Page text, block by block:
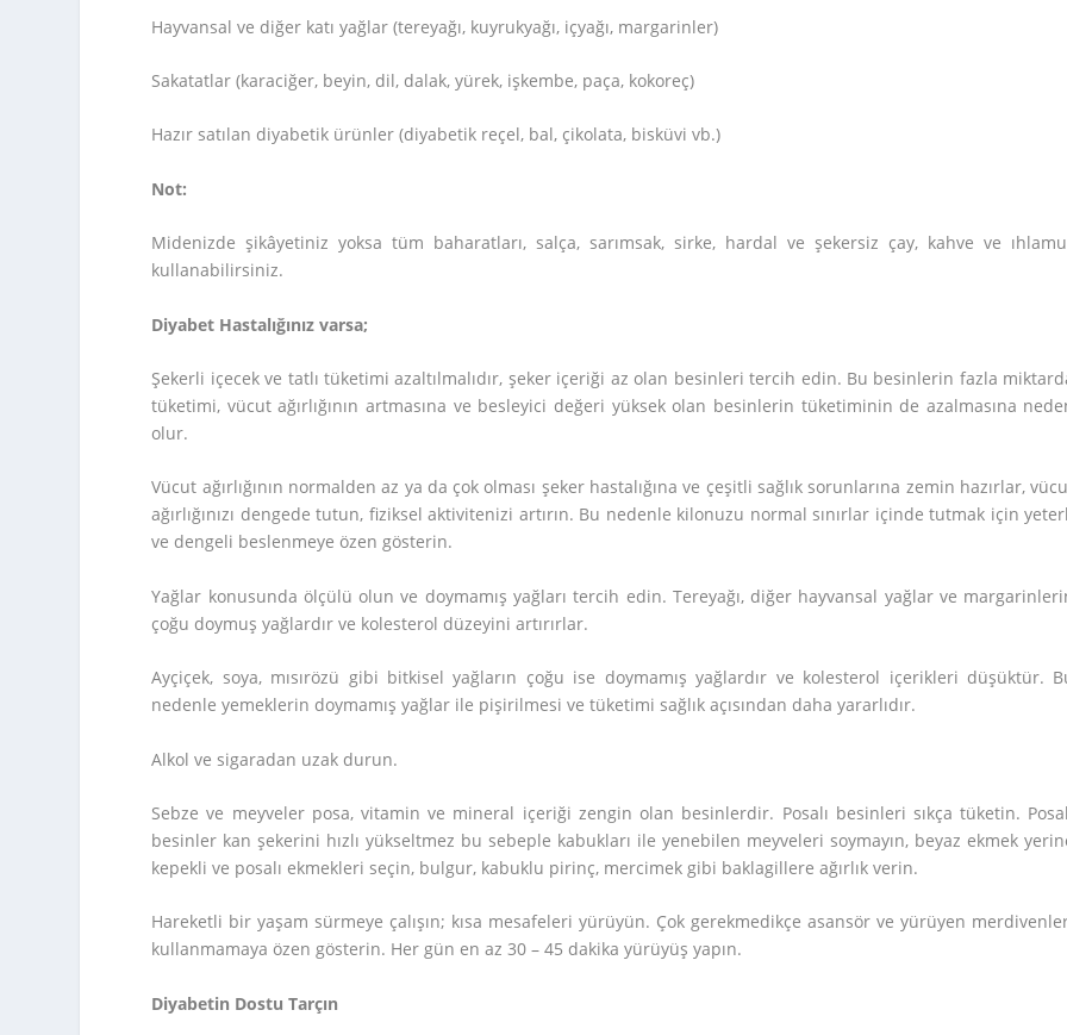
Hayvansal ve diğer katı yağlar (tereyağı, kuyrukyağı, içyağı, margarinler)
Sakatatlar (karaciğer, beyin, dil, dalak, yürek, işkembe, paça, kokoreç)
Hazır satılan diyabetik ürünler (diyabetik reçel, bal, çikolata, bisküvi vb.)
Not:
Midenizde şikâyetiniz yoksa tüm baharatları, salça, sarımsak, sirke, hardal ve şekersiz çay, kahve ve
kullanabilirsiniz.
Diyabet Hastalığınız varsa;
Şekerli içecek ve tatlı tüketimi azaltılmalıdır, şeker içeriği az olan besinleri tercih edin. Bu besinlerin fazla
tüketimi, vücut ağırlığının artmasına ve besleyici değeri yüksek olan besinlerin tüketiminin de azalmasına
olur.
Vücut ağırlığının normalden az ya da çok olması şeker hastalığına ve çeşitli sağlık sorunlarına zemin hazırlar,
ağırlığınızı dengede tutun, fiziksel aktivitenizi artırın. Bu nedenle kilonuzu normal sınırlar içinde tutmak için
ve dengeli beslenmeye özen gösterin.
Yağlar konusunda ölçülü olun ve doymamış yağları tercih edin. Tereyağı, diğer hayvansal yağlar ve
çoğu doymuş yağlardır ve kolesterol düzeyini artırırlar.
Ayçiçek, soya, mısırözü gibi bitkisel yağların çoğu ise doymamış yağlardır ve kolesterol içerikleri düşüktür.
nedenle yemeklerin doymamış yağlar ile pişirilmesi ve tüketimi sağlık açısından daha yararlıdır.
Alkol ve sigaradan uzak durun.
Sebze ve meyveler posa, vitamin ve mineral içeriği zengin olan besinlerdir. Posalı besinleri sıkça tüketin.
besinler kan şekerini hızlı yükseltmez bu sebeple kabukları ile yenebilen meyveleri soymayın, beyaz ekmek
kepekli ve posalı ekmekleri seçin, bulgur, kabuklu pirinç, mercimek gibi baklagillere ağırlık verin.
Hareketli bir yaşam sürmeye çalışın; kısa mesafeleri yürüyün. Çok gerekmedikçe asansör ve yürüyen
kullanmamaya özen gösterin. Her gün en az 30 – 45 dakika yürüyüş yapın.
Diyabetin Dostu Tarçın